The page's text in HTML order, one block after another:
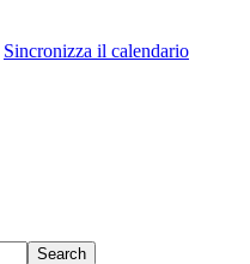
Sincronizza il calendario